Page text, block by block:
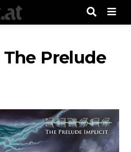
The Prelude